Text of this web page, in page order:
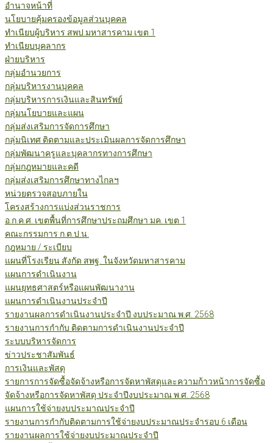
อำนาจหน้าที่
นโยบายคุ้มครองข้อมูลส่วนบุคคล
ทำเนียบผู้บริหาร สพป.มหาสารคาม เขต 1
ทำเนียบบุคลากร
ฝ่ายบริหาร
กลุ่มอำนวยการ
กลุ่มบริหารงานบุคคล
กลุ่มบริหารการเงินและสินทรัพย์
กลุ่มนโยบายและแผน
กลุ่มส่งเสริมการจัดการศึกษา
กลุ่มนิเทศ ติดตามและประเมินผลการจัดการศึกษา
กลุ่มพัฒนาครูและบุคลากรทางการศึกษา
กลุ่มกฎหมายและคดี
กลุ่มส่งเสริมการศึกษาทางไกลฯ
หน่วยตรวจสอบภายใน
โครงสร้างการแบ่งส่วนราชการ
อ.ก.ค.ศ. เขตพื้นที่การศึกษาประถมศึกษา มค. เขต 1
คณะกรรมการ ก.ต.ป.น.
กฎหมาย / ระเบียบ
แผนที่โรงเรียน สังกัด สพฐ. ในจังหวัดมหาสารคาม
แผนการดำเนินงาน
แผนยุทธศาสตร์หรือแผนพัฒนางาน
แผนการดำเนินงานประจำปี
รายงานผลการดำเนินงานประจำปี งบประมาณ พ.ศ. 2568
รายงานการกำกับ ติดตามการดำเนินงานประจำปี
ระบบบริหารจัดการ
ข่าวประชาสัมพันธ์
การเงินและพัสดุ
รายการการจัดซื้อจัดจ้างหรือการจัดหาพัสดุและความก้าวหน้าการจัดซื้อ
จัดจ้างหรือการจัดหาพัสดุ ประจำปีงบประมาณ พ.ศ. 2568
แผนการใช้จ่ายงบประมาณประจำปี
รายงานการกำกับติดตามการใช้จ่ายงบประมาณประจำรอบ 6 เดือน
รายงานผลการใช้จ่ายงบประมาณประจำปี